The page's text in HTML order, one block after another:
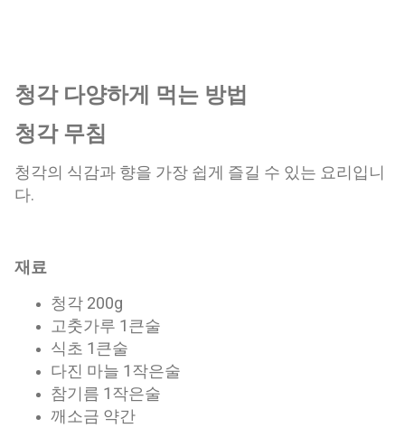
청각 다양하게 먹는 방법
청각 무침
청각의 식감과 향을 가장 쉽게 즐길 수 있는 요리입니
다.
재료
청각 200g
고춧가루 1큰술
식초 1큰술
다진 마늘 1작은술
참기름 1작은술
깨소금 약간